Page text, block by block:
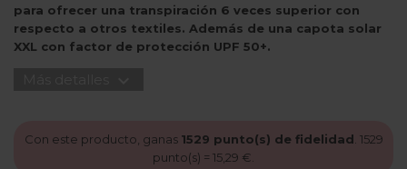
para ofrecer una transpiración 6 veces superior con
respecto a otros textiles. Además de una capota solar
XXL con factor de protección UPF 50+.
Con este producto, ganas 1529 punto(s) de fidelidad 1529
punto(s) = 15,29 €